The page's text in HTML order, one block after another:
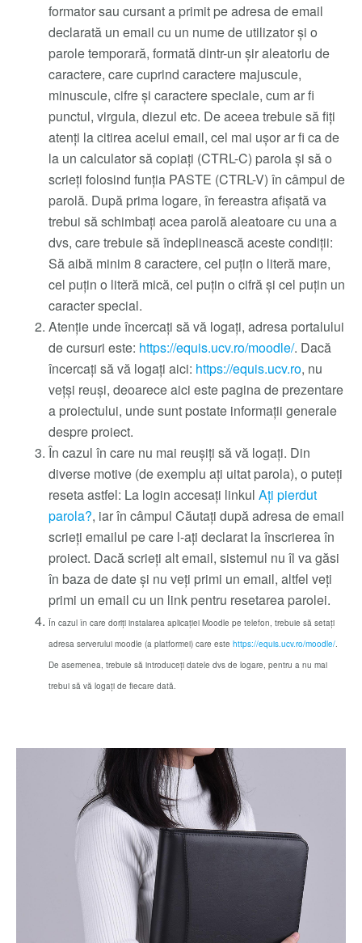
formator sau cursant a primit pe adresa de email
declarată un email cu un nume de utilizator și o
parole temporară, formată dintr-un șir aleatoriu de
caractere, care cuprind caractere majuscule,
minuscule, cifre și caractere speciale, cum ar fi
punctul, virgula, diezul etc. De aceea trebuie să fiți
atenți la citirea acelui email, cel mai ușor ar fi ca de
la un calculator să copiați (CTRL-C) parola și să o
scrieți folosind funția PASTE (CTRL-V) în câmpul de
parolă. După prima logare, în fereastra afișată va
trebui să schimbați acea parolă aleatoare cu una a
dvs, care trebuie să îndeplinească aceste condiții:
Să aibă minim 8 caractere, cel puțin o literă mare,
cel puțin o literă mică, cel puțin o cifră și cel puțin un
caracter special.
Atenție unde încercați să vă logați, adresa portalului
de cursuri este: https://equis.ucv.ro/moodle/. Dacă
încercați să vă logați aici: https://equis.ucv.ro, nu
vețși reuși, deoarece aici este pagina de prezentare
a proiectului, unde sunt postate informații generale
despre proiect.
În cazul în care nu mai reușiți să vă logați. Din
diverse motive (de exemplu ați uitat parola), o puteți
reseta astfel: La login accesați linkul Ați pierdut
parola?, iar în câmpul Căutați după adresa de email
scrieți emailul pe care l-ați declarat la înscrierea în
proiect. Dacă scrieți alt email, sistemul nu îl va găsi
în baza de date și nu veți primi un email, altfel veți
primi un email cu un link pentru resetarea parolei.
În cazul în care doriți instalarea aplicației Moodle pe telefon, trebuie să setați
adresa serverului moodle (a platformei) care este https://equis.ucv.ro/moodle/.
De asemenea, trebuie să introduceți datele dvs de logare, pentru a nu mai
trebui să vă logați de fiecare dată.